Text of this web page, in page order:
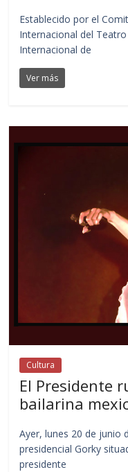
Establecido por el
Internacional del
Internacional de
Ver más
Cultura
El Presidente
bailarina
Ayer, lunes 20 de junio
presidencial Gorky
presidente